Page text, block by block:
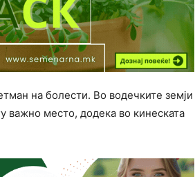
на болести. Во водечките земји
важно место, додека во кинеската